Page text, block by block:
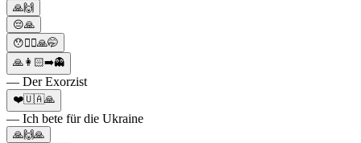
🙏🙌
😔🙏
😯🙆‍♂️🙏🤭
🙏👩🏻➡️👻
— Der Exorzist
❤️🇺🇦🙏
— Ich bete für die Ukraine
🙏🙌🙏